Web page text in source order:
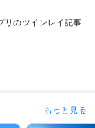
リのツインレイ記事
もっと見る